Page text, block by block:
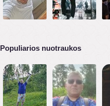
Populiarios nuotraukos